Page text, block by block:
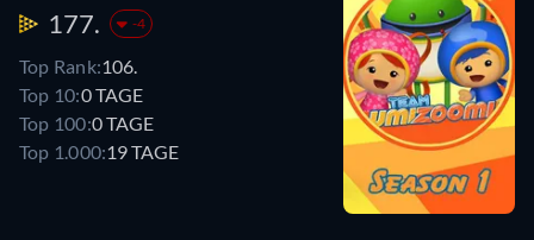
177. -4
Top Rank:106.
Top 10:0 TAGE
Top 100:0 TAGE
Top 1.000:19 TAGE